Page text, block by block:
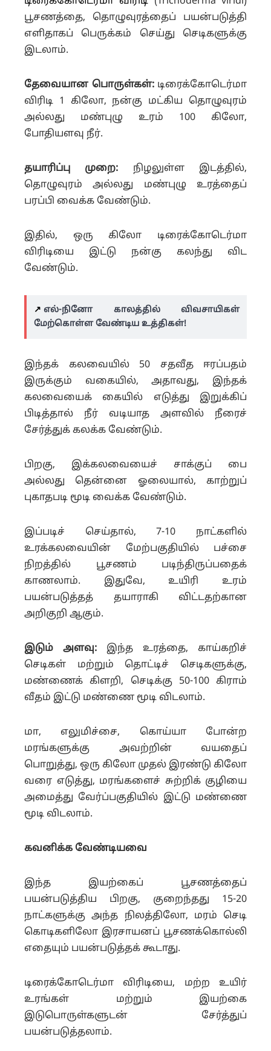
பூசணத்தை, தொழுவுரத்தைப் பயன்படுத்தி
எளிதாகப் பெருக்கம் செய்து செடிகளுக்கு
இடலாம்.
தேவையான பொருள்கள்:டிரைக்கோடெர்மா
விரிடி 1 கிலோ, நன்கு மட்கிய தொழுவுரம்
அல்லது மண்புழு உரம் 100 கிலோ,
போதியளவு நீர்.
தயாரிப்பு முறை: நிழலுள்ள இடத்தில்,
தொழுவுரம் அல்லது மண்புழு உரத்தைப்
பரப்பி வைக்க வேண்டும்.
இதில், ஒரு கிலோ டிரைக்கோடெர்மா
விரிடியை இட்டு நன்கு கலந்து விட
வேண்டும்.
↗️ எல்-நினோ காலத்தில் விவசாயிகள்
மேற்கொள்ள வேண்டிய உத்திகள்!
இந்தக் கலவையில் 50 சதவீத ஈரப்பதம்
இருக்கும் வகையில், அதாவது, இந்தக்
கலவையைக் கையில் எடுத்து இறுக்கிப்
பிடித்தால் நீர் வடியாத அளவில் நீரைச்
சேர்த்துக் கலக்க வேண்டும்.
பிறகு, இக்கலவையைச் சாக்குப் பை
அல்லது தென்னை ஓலையால், காற்றுப்
புகாதபடி மூடி வைக்க வேண்டும்.
இப்படிச் செய்தால், 7-10 நாட்களில்
உரக்கலவையின் மேற்பகுதியில் பச்சை
நிறத்தில் பூசணம் படிந்திருப்பதைக்
காணலாம். இதுவே, உயிரி உரம்
பயன்படுத்தத் தயாராகி விட்டதற்கான
அறிகுறி ஆகும்.
இடும் அளவு: இந்த உரத்தை, காய்கறிச்
செடிகள் மற்றும் தொட்டிச் செடிகளுக்கு,
மண்ணைக் கிளறி, செடிக்கு 50-100 கிராம்
வீதம் இட்டு மண்ணை மூடி விடலாம்.
மா, எலுமிச்சை, கொய்யா போன்ற
மரங்களுக்கு அவற்றின் வயதைப்
பொறுத்து, ஒரு கிலோ முதல் இரண்டு கிலோ
வரை எடுத்து, மரங்களைச் சுற்றிக் குழியை
அமைத்து வேர்ப்பகுதியில் இட்டு மண்ணை
மூடி விடலாம்.
கவனிக்க வேண்டியவை
இந்த இயற்கைப் பூசணத்தைப்
பயன்படுத்திய பிறகு, குறைந்தது 15-20
நாட்களுக்கு அந்த நிலத்திலோ, மரம் செடி
கொடிகளிலோ இரசாயனப் பூசணக்கொல்லி
எதையும் பயன்படுத்தக் கூடாது.
டிரைக்கோடெர்மா விரிடியை, மற்ற உயிர்
உரங்கள் மற்றும் இயற்கை
இடுபொருள்களுடன் சேர்த்துப்
பயன்படுத்தலாம்.